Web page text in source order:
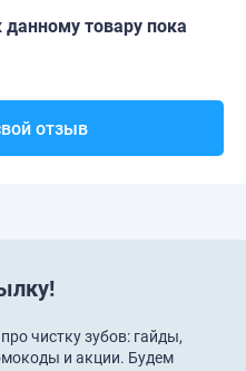
товару пока
отзыв
чистку зубов: гайды,
и акции. Будем